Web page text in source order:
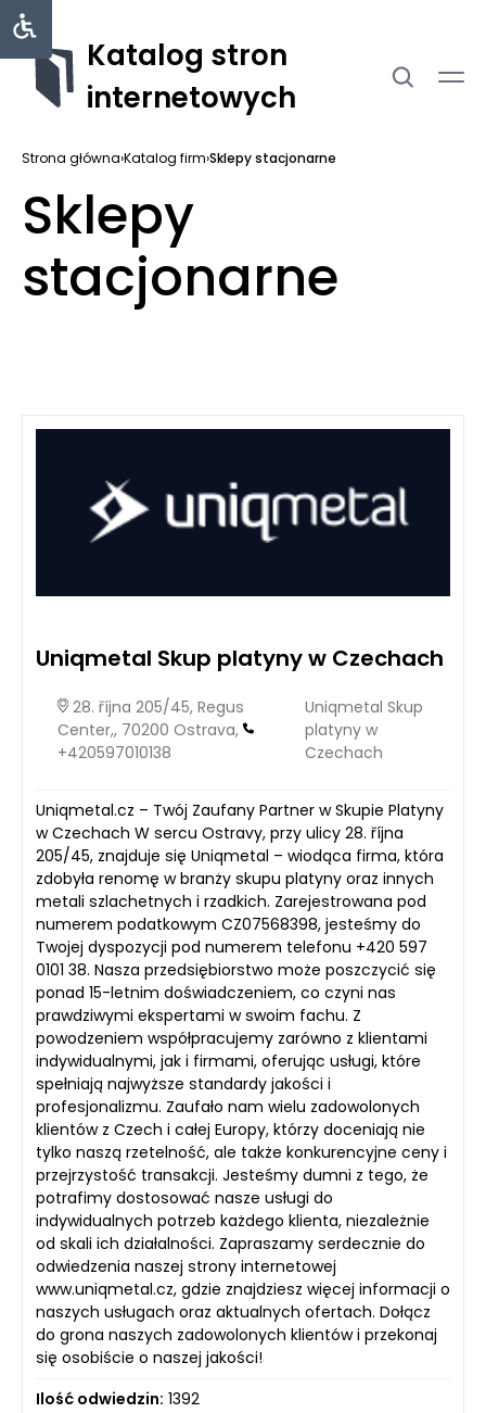
Katalog stron
internetowych
Strona główna›Katalog firm›Sklepy stacjonarne
Sklepy
stacjonarne
Uniqmetal Skup platyny w Czechach
28. října 205/45, Regus
Center,, 70200 Ostrava,
+420597010138
Uniqmetal Skup
platyny w
Czechach
Uniqmetal.cz – Twój Zaufany Partner w Skupie Platyny
w Czechach W sercu Ostravy, przy ulicy 28. října
205/45, znajduje się Uniqmetal – wiodąca firma, która
zdobyła renomę w branży skupu platyny oraz innych
metali szlachetnych i rzadkich. Zarejestrowana pod
numerem podatkowym CZ07568398, jesteśmy do
Twojej dyspozycji pod numerem telefonu +420 597
0101 38. Nasza przedsiębiorstwo może poszczycić się
ponad 15-letnim doświadczeniem, co czyni nas
prawdziwymi ekspertami w swoim fachu. Z
powodzeniem współpracujemy zarówno z klientami
indywidualnymi, jak i firmami, oferując usługi, które
spełniają najwyższe standardy jakości i
profesjonalizmu. Zaufało nam wielu zadowolonych
klientów z Czech i całej Europy, którzy doceniają nie
tylko naszą rzetelność, ale także konkurencyjne ceny i
przejrzystość transakcji. Jesteśmy dumni z tego, że
potrafimy dostosować nasze usługi do
indywidualnych potrzeb każdego klienta, niezależnie
od skali ich działalności. Zapraszamy serdecznie do
odwiedzenia naszej strony internetowej
www.uniqmetal.cz, gdzie znajdziesz więcej informacji o
naszych usługach oraz aktualnych ofertach. Dołącz
do grona naszych zadowolonych klientów i przekonaj
się osobiście o naszej jakości!
Ilość odwiedzin: 1392